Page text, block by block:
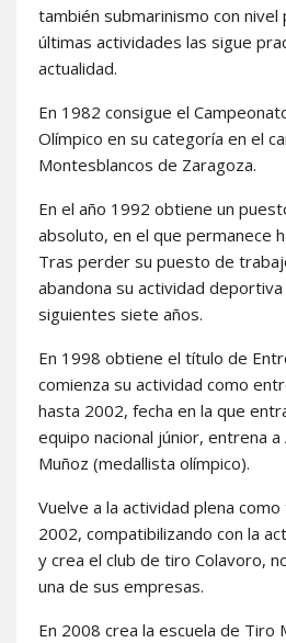
también submarinismo con nivel
últimas actividades las sigue
actualidad.
En 1982 consigue el
Olímpico en su categoría en el
Montesblancos de Zaragoza.
En el año 1992 obtiene un
absoluto, en el que permanece
Tras perder su puesto de
abandona su actividad
siguientes siete años.
En 1998 obtiene el título de
comienza su actividad como
hasta 2002, fecha en la que
equipo nacional júnior, entrena
Muñoz (medallista olímpico).
Vuelve a la actividad plena
2002, compatibilizando con la
y crea el club de tiro Colavoro,
una de sus empresas.
En 2008 crea la escuela de Tiro